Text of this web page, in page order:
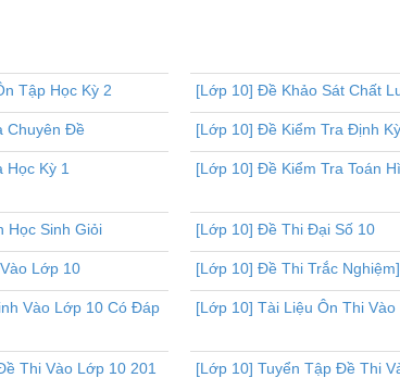
Tập Học Kỳ 2 [Lớp 10] Đề Khảo Sát Chất
Chuyên Đề [Lớp 10] Đề Kiểm Tra Định Kỳ
Học Kỳ 1 [Lớp 10] Đề Kiểm Tra Toán
Học Sinh Giỏi [Lớp 10] Đề Thi Đại Số 10
Lớp 10 [Lớp 10] Đề Thi Trắc Nghiệm]
Vào Lớp 10 Có Đáp
[Lớp 10] Tài Liệu Ôn Thi
Thi Vào Lớp 10 201
[Lớp 10] Tuyển Tập Đề Thi